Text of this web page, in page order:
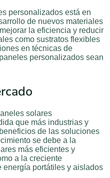
personalizados está en
de nuevos materiales
la eficiencia y reducir
como sustratos flexibles
en técnicas de
personalizados sean
solares
que más industrias y
de las soluciones
se debe a la
más eficientes y
a la creciente
energía portátiles y aislados